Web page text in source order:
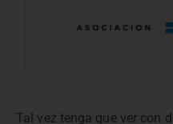
Tal vez tenga que ver con